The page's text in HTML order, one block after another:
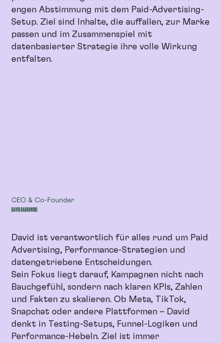
CEO & Co-Founder
DAVID DABROWSKI
David ist verantwortlich für alles rund um Paid
Advertising, Performance-Strategien und
datengetriebene Entscheidungen.
Sein Fokus liegt darauf, Kampagnen nicht nach
Bauchgefühl, sondern nach klaren KPIs, Zahlen
und Fakten zu skalieren. Ob Meta, TikTok,
Snapchat oder andere Plattformen – David
denkt in Testing-Setups, Funnel-Logiken und
Performance-Hebeln. Ziel ist immer
engen Abstimmung mit dem Paid-Advertising-
Setup. Ziel sind Inhalte, die auffallen, zur Marke
passen und im Zusammenspiel mit
datenbasierter Strategie ihre volle Wirkung
entfalten.